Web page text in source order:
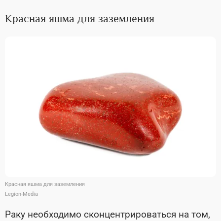
Красная яшма для заземления
Красная яшма для заземления
Legion-Media
Раку необходимо сконцентрироваться на том,